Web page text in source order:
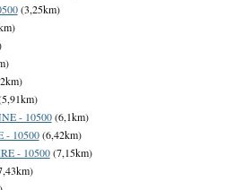
(3,25km)
- 10500(6,1km)
- 10500(6,42km)
- 10500(7,15km)